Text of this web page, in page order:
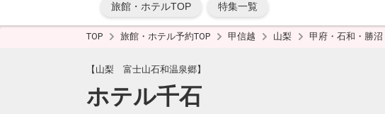
旅館・ホテルTOP 特集一覧
TOP 旅館・ホテル予約TOP 甲信越 山梨 甲府・石和・勝沼
【山梨 富士山石和温泉郷】
ホテル千石